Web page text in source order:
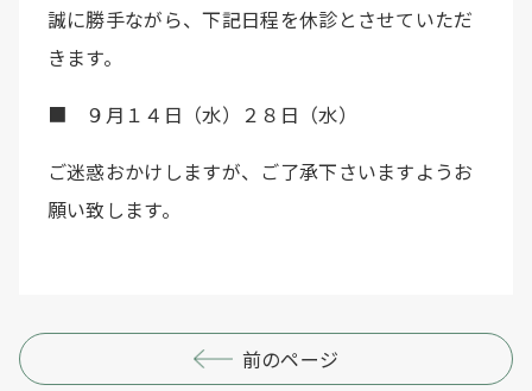
誠に勝手ながら、下記日程を休診とさせていただ
きます。
■ ９月１４日（水）２８日（水）
ご迷惑おかけしますが、ご了承下さいますようお
願い致します。
前のページ